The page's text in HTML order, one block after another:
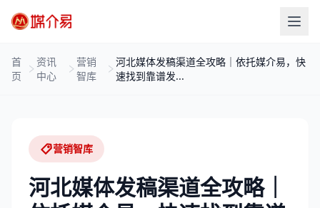
首
页
资讯
中心
营销
智库
河北媒体发稿渠道全攻略｜依托媒介易，快
速找到靠谱发...
营销智库
河北媒体发稿渠道全攻略｜